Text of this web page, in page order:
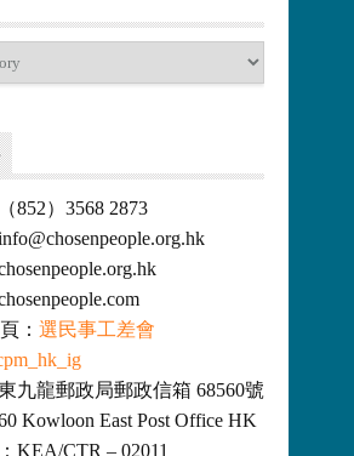
）3568 2873
： 選民事工差會
九龍郵政局郵政信箱 68560號
Kowloon East Post Office HK
KEA/CTR – 02011